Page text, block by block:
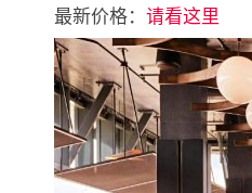
最新价格： 请看这里